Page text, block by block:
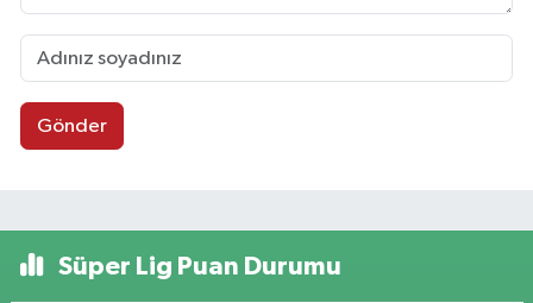
Gönder
Süper Lig Puan Durumu